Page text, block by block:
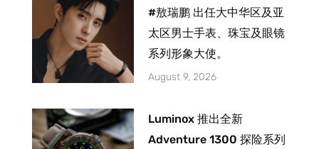
#敖瑞鹏 出任大中华区及亚
太区男士手表、珠宝及眼镜
系列形象大使。
August 9, 2026
Luminox 推出全新
Adventure 1300 探险系列